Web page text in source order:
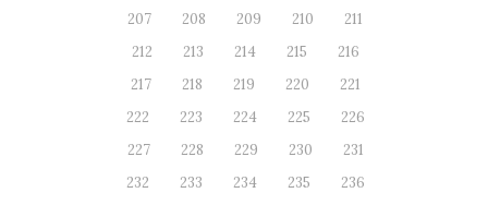
207
208 209 210
211
212
213 214 215
216
217
218 219 220
221
222
223 224 225
226
227
228 229 230
231
232
233 234 235
236